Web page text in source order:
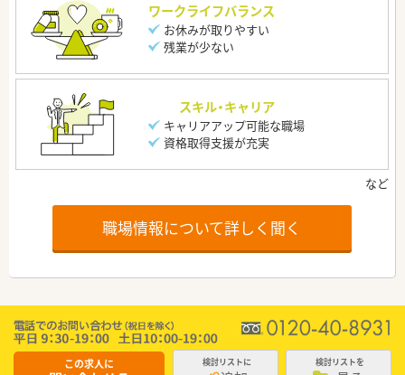
ワークライフバランス
お休みが取りやすい
残業が少ない
スキル・キャリア
キャリアアップ可能な職場
資格取得支援が充実
職場情報について詳しく聞く
この求人に 検討リストに 検討リストを